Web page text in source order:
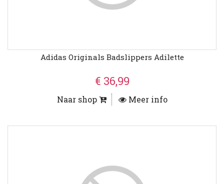
Adidas Originals Badslippers Adilette
€ 36,99
Naar shop Meer info